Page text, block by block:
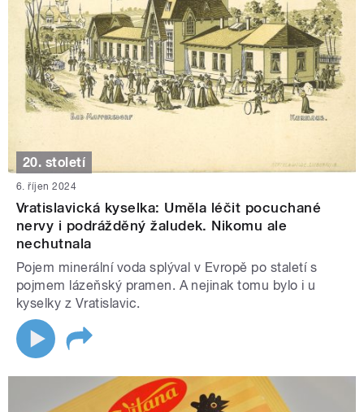
20. století
6. říjen 2024
Vratislavická kyselka: Uměla léčit pocuchané
nervy i podrážděný žaludek. Nikomu ale
nechutnala
Pojem minerální voda splýval v Evropě po staletí s
pojmem lázeňský pramen. A nejinak tomu bylo i u
kyselky z Vratislavic.